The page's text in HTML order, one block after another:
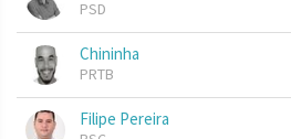
PSD
Chininha
PRTB
Filipe Pereira